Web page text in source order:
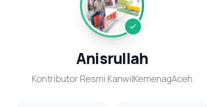
Anisrullah
Kontributor Resmi KanwilKemenagAceh